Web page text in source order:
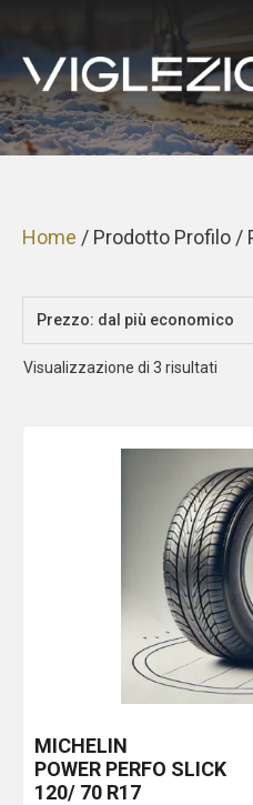
contenuto
Home / Prodotto Profilo /
Visualizzazione di 3 risultati
MICHELIN
POWER PERFO SLICK
120/ 70 R17